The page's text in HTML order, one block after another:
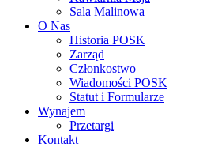
Sala Malinowa
O Nas
Historia POSK
Zarząd
Członkostwo
Wiadomości POSK
Statut i Formularze
Wynajem
Przetargi
Kontakt